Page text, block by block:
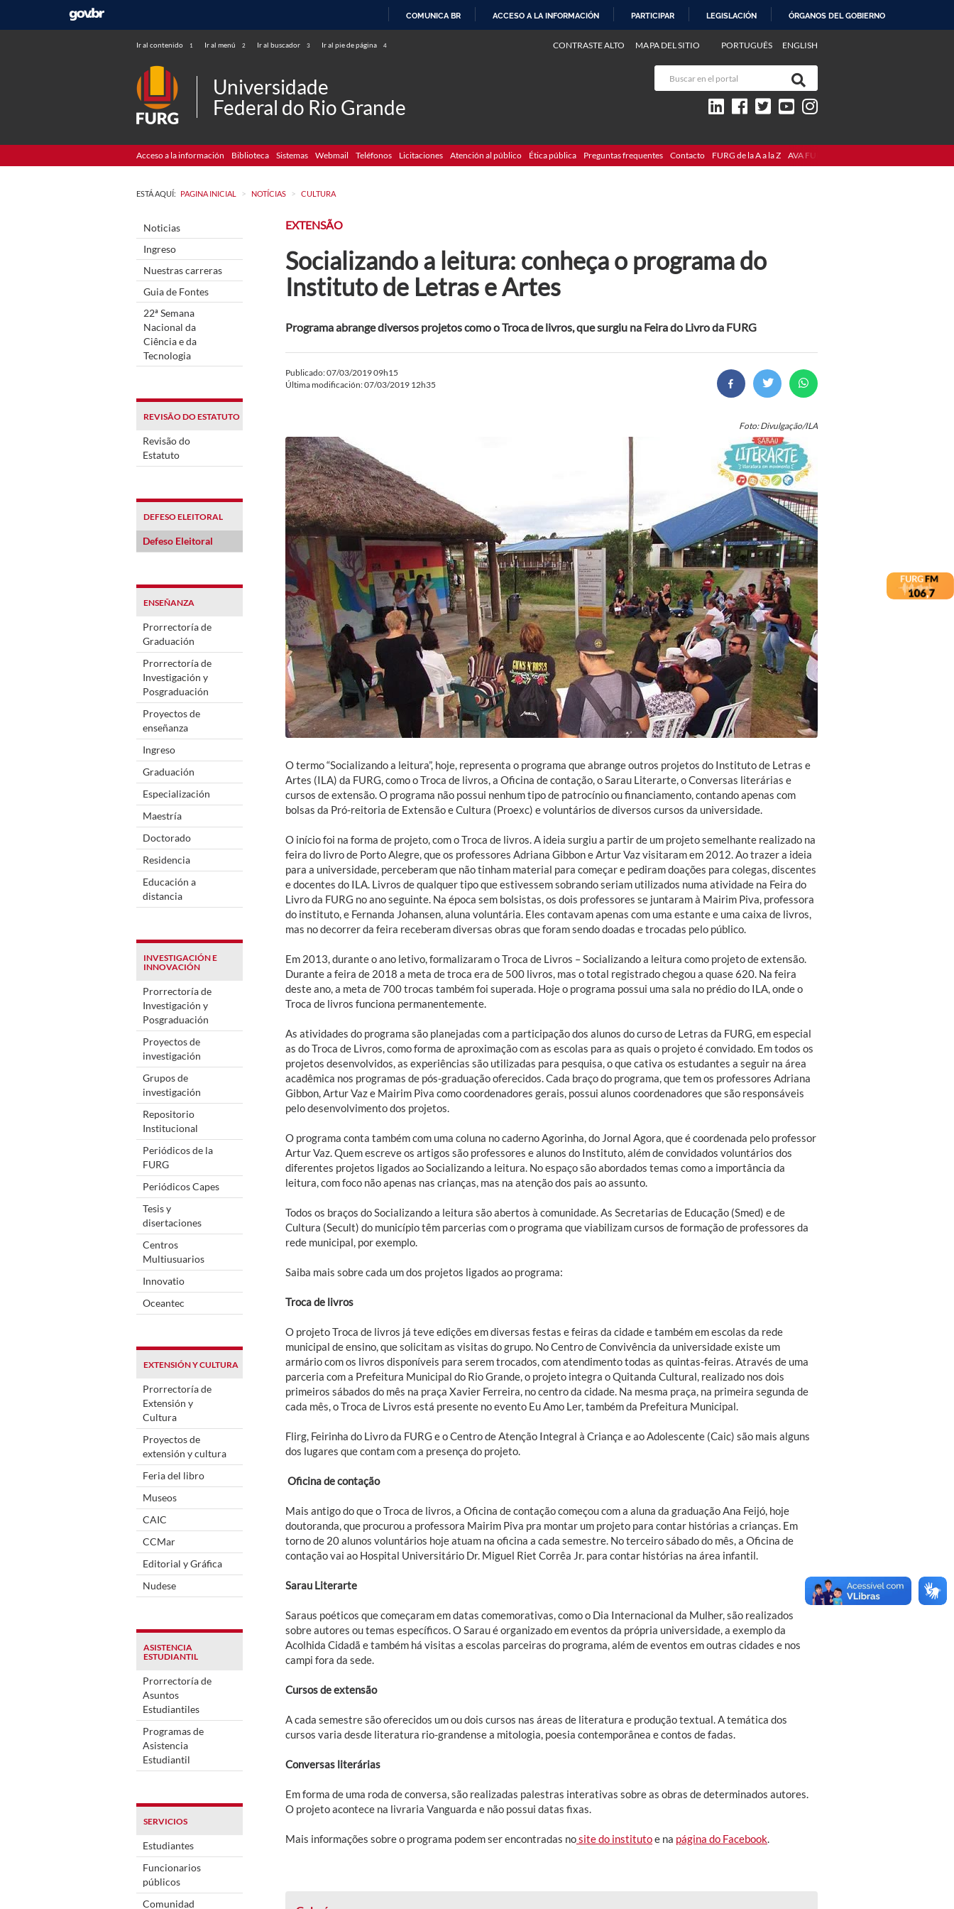
COMUNICA BR ACCESO A LA INFORMACIÓN PARTICIPAR LEGISLACIÓN ÓRGANOS DEL GOBIERNO
Ir al contenido 1 Ir al menú 2 Ir al buscador 3 Ir al pie de página 4 PORTUGUÊS ENGLISH
CONTRASTE ALTO MAPA DEL SITIO
Universidade
Federal do Rio Grande
Acceso a la información Biblioteca Sistemas Webmail Teléfonos Licitaciones Atención al público Ética pública Preguntas frequentes Contacto FURG de la A a la Z AVA FURG
ESTÁ AQUÍ: PAGINA INICIAL > NOTÍCIAS > CULTURA
Noticias
Ingreso
Nuestras carreras
Guia de Fontes
22ª Semana
Nacional da
Ciência e da
Tecnologia
REVISÃO DO ESTATUTO
Revisão do
Estatuto
DEFESO ELEITORAL
Defeso Eleitoral
ENSEÑANZA
Prorrectoría de
Graduación
Prorrectoría de
Investigación y
Posgraduación
Proyectos de
enseñanza
Ingreso
Graduación
Especialización
Maestría
Doctorado
Residencia
Educación a
distancia
INVESTIGACIÓN E
INNOVACIÓN
Prorrectoría de
Investigación y
Posgraduación
Proyectos de
investigación
Grupos de
investigación
Repositorio
Institucional
Periódicos de la
FURG
Periódicos Capes
Tesis y
disertaciones
Centros
Multiusuarios
Innovatio
Oceantec
EXTENSIÓN Y CULTURA
Prorrectoría de
Extensión y
Cultura
Proyectos de
extensión y cultura
Feria del libro
Museos
CAIC
CCMar
Editorial y Gráfica
Nudese
ASISTENCIA
ESTUDIANTIL
Prorrectoría de
Asuntos
Estudiantiles
Programas de
Asistencia
Estudiantil
SERVICIOS
Estudiantes
Funcionarios
públicos
Comunidad
EXTENSÃO
Socializando a leitura: conheça o programa do
Instituto de Letras e Artes
Programa abrange diversos projetos como o Troca de livros, que surgiu na Feira do Livro da FURG
Publicado: 07/03/2019 09h15
Última modificación: 07/03/2019 12h35
Foto: Divulgação/ILA
O termo “Socializando a leitura”, hoje, representa o programa que abrange outros projetos do Instituto de Letras e
Artes (ILA) da FURG, como o Troca de livros, a Oficina de contação, o Sarau Literarte, o Conversas literárias e
cursos de extensão. O programa não possui nenhum tipo de patrocínio ou financiamento, contando apenas com
bolsas da Pró-reitoria de Extensão e Cultura (Proexc) e voluntários de diversos cursos da universidade.
O início foi na forma de projeto, com o Troca de livros. A ideia surgiu a partir de um projeto semelhante realizado na
feira do livro de Porto Alegre, que os professores Adriana Gibbon e Artur Vaz visitaram em 2012. Ao trazer a ideia
para a universidade, perceberam que não tinham material para começar e pediram doações para colegas, discentes
e docentes do ILA. Livros de qualquer tipo que estivessem sobrando seriam utilizados numa atividade na Feira do
Livro da FURG no ano seguinte. Na época sem bolsistas, os dois professores se juntaram à Mairim Piva, professora
do instituto, e Fernanda Johansen, aluna voluntária. Eles contavam apenas com uma estante e uma caixa de livros,
mas no decorrer da feira receberam diversas obras que foram sendo doadas e trocadas pelo público.
Em 2013, durante o ano letivo, formalizaram o Troca de Livros – Socializando a leitura como projeto de extensão.
Durante a feira de 2018 a meta de troca era de 500 livros, mas o total registrado chegou a quase 620. Na feira
deste ano, a meta de 700 trocas também foi superada. Hoje o programa possui uma sala no prédio do ILA, onde o
Troca de livros funciona permanentemente.
As atividades do programa são planejadas com a participação dos alunos do curso de Letras da FURG, em especial
as do Troca de Livros, como forma de aproximação com as escolas para as quais o projeto é convidado. Em todos os
projetos desenvolvidos, as experiências são utilizadas para pesquisa, o que cativa os estudantes a seguir na área
acadêmica nos programas de pós-graduação oferecidos. Cada braço do programa, que tem os professores Adriana
Gibbon, Artur Vaz e Mairim Piva como coordenadores gerais, possui alunos coordenadores que são responsáveis
pelo desenvolvimento dos projetos.
O programa conta também com uma coluna no caderno Agorinha, do Jornal Agora, que é coordenada pelo professor
Artur Vaz. Quem escreve os artigos são professores e alunos do Instituto, além de convidados voluntários dos
diferentes projetos ligados ao Socializando a leitura. No espaço são abordados temas como a importância da
leitura, com foco não apenas nas crianças, mas na atenção dos pais ao assunto.
Todos os braços do Socializando a leitura são abertos à comunidade. As Secretarias de Educação (Smed) e de
Cultura (Secult) do município têm parcerias com o programa que viabilizam cursos de formação de professores da
rede municipal, por exemplo.
Saiba mais sobre cada um dos projetos ligados ao programa:
Troca de livros
O projeto Troca de livros já teve edições em diversas festas e feiras da cidade e também em escolas da rede
municipal de ensino, que solicitam as visitas do grupo. No Centro de Convivência da universidade existe um
armário com os livros disponíveis para serem trocados, com atendimento todas as quintas-feiras. Através de uma
parceria com a Prefeitura Municipal do Rio Grande, o projeto integra o Quitanda Cultural, realizado nos dois
primeiros sábados do mês na praça Xavier Ferreira, no centro da cidade. Na mesma praça, na primeira segunda de
cada mês, o Troca de Livros está presente no evento Eu Amo Ler, também da Prefeitura Municipal.
Flirg, Feirinha do Livro da FURG e o Centro de Atenção Integral à Criança e ao Adolescente (Caic) são mais alguns
dos lugares que contam com a presença do projeto.
Oficina de contação
Mais antigo do que o Troca de livros, a Oficina de contação começou com a aluna da graduação Ana Feijó, hoje
doutoranda, que procurou a professora Mairim Piva pra montar um projeto para contar histórias a crianças. Em
torno de 20 alunos voluntários hoje atuam na oficina a cada semestre. No terceiro sábado do mês, a Oficina de
contação vai ao Hospital Universitário Dr. Miguel Riet Corrêa Jr. para contar histórias na área infantil.
Sarau Literarte
Saraus poéticos que começaram em datas comemorativas, como o Dia Internacional da Mulher, são realizados
sobre autores ou temas específicos. O Sarau é organizado em eventos da própria universidade, a exemplo da
Acolhida Cidadã e também há visitas a escolas parceiras do programa, além de eventos em outras cidades e nos
campi fora da sede.
Cursos de extensão
A cada semestre são oferecidos um ou dois cursos nas áreas de literatura e produção textual. A temática dos
cursos varia desde literatura rio-grandense a mitologia, poesia contemporânea e contos de fadas.
Conversas literárias
Em forma de uma roda de conversa, são realizadas palestras interativas sobre as obras de determinados autores.
O projeto acontece na livraria Vanguarda e não possui datas fixas.
Mais informações sobre o programa podem ser encontradas nosite do institutoe na página do Facebook